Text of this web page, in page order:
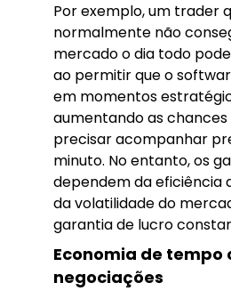
Por exemplo, um trader
normalmente não
mercado o dia todo
ao permitir que o
em momentos
aumentando as
precisar acompanhar
minuto. No entanto, os
dependem da eficiência
da volatilidade do
garantia de lucro
Economia de tempo
negociações